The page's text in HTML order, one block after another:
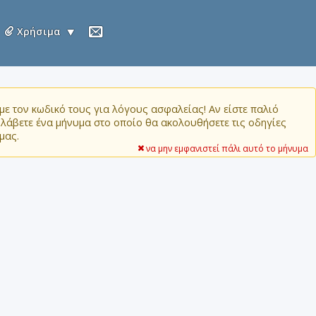
Χρήσιμα
τον κωδικό τους για λόγους ασφαλείας! Αν είστε παλιό
ένα μήνυμα στο οποίο θα ακολουθήσετε τις οδηγίες
να μην εμφανιστεί πάλι αυτό το μήνυμα